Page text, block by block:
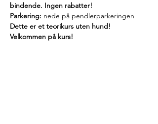
bindende. Ingen rabatter!
Parkering: nede på pendlerparkeringen
Dette er et teorikurs uten hund!
Velkommen på kurs!